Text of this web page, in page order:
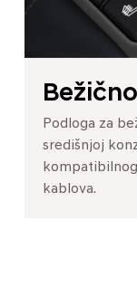
Podloga za
središnjoj
kablova.